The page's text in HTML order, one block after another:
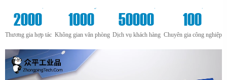
2000
+
Thương gia hợp tác
1000
m²
Không gian văn phòng
50000
+
Dịch vụ khách hàng
100
+
Chuyên gia công nghiệp